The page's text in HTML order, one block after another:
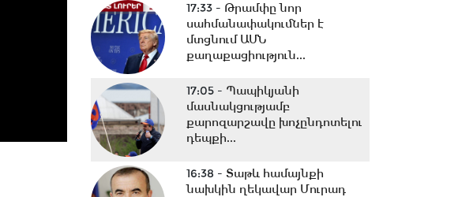
17:33 - Թրամփը նոր
սահմանափակումներ է
մտցնում ԱՄՆ
քաղաքացիություն...
17:05 - Պապիկյանի
մասնակցությամբ
քարոզարշավը խոչընդոտելու
դեպքի...
16:38 - Տաթև համայնքի
նախկին ղեկավար Մուրադ